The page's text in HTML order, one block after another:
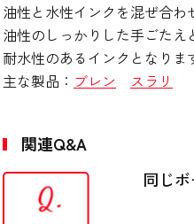
油性と水性インクを混ぜ合わ
油性のしっかりした手ごたえ
耐水性のあるインクとなりま
主な製品： ブレン スラリ
関連Q&A
同じ